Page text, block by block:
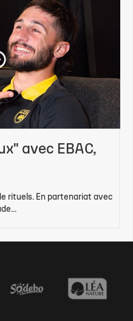
avec EBAC,
rituels. En partenariat avec